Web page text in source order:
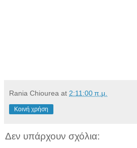
Rania Chiourea at 2:11:00 π.μ.
Κοινή χρήση
Δεν υπάρχουν σχόλια: